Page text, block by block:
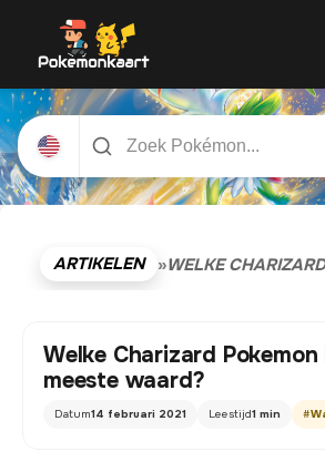
ARTIKELEN »WELKE
Welke Charizard
meeste waard?
Datum14 februari 2021 Leestijd1 min #